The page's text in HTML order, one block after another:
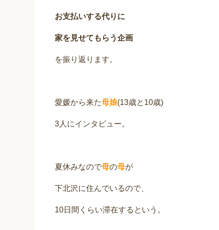
お支払いする代りに
家を見せてもらう企画
を振り返ります。
愛媛から来た母娘(13歳と10歳)
3人にインタビュー。
夏休みなので母の母が
下北沢に住んでいるので、
10日間くらい滞在するという。